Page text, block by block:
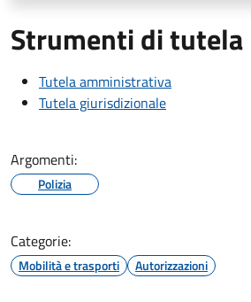
Strumenti di tutela
Tutela amministrativa
Tutela giurisdizionale
Argomenti:
Polizia
Categorie:
Mobilità e trasporti Autorizzazioni